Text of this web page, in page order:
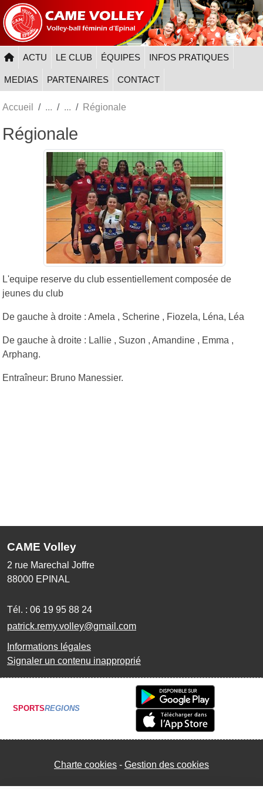
ACTU LE CLUB ÉQUIPES INFOS PRATIQUES
MEDIAS PARTENAIRES CONTACT
Accueil Régionale
Régionale
L'equipe reserve du club essentiellement composée de
jeunes du club
De gauche à droite : Amela , Scherine , Fiozela, Léna, Léa
De gauche à droite : Lallie , Suzon , Amandine , Emma ,
Arphang.
Entraîneur: Bruno Manessier.
CAME Volley
2 rue Marechal Joffre
88000 EPINAL
Tél. : 06 19 95 88 24
patrick.remy.volley@gmail.com
Informations légales
Signaler un contenu inapproprié
SPORTSREGIONS
Charte cookies Gestion des cookies
Panneau de gestion des cookies